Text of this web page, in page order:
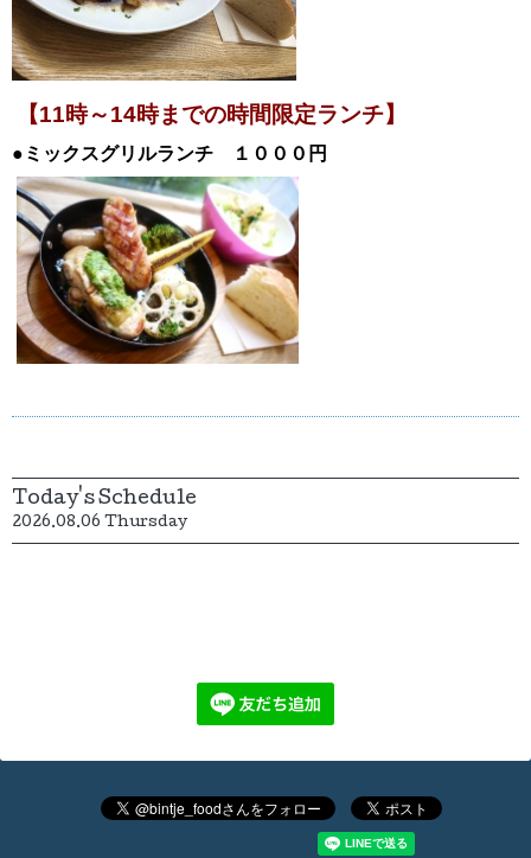
【11時～14時までの時間限定ランチ】
●ミックスグリルランチ １０００円
Today's Schedule
2026.08.06 Thursday